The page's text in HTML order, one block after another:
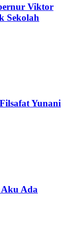
Viktor
Sekolah
Yunani
Ada